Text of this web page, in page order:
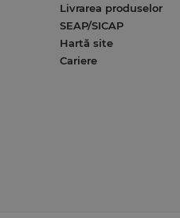
Livrarea produselor
SEAP/SICAP
Hartă site
Cariere